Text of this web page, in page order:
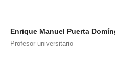
Enrique Manuel Puerta
Profesor universitario